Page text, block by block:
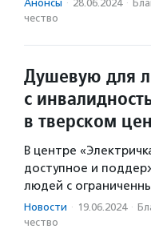
Анонсы · 28.06.2024 ·
чест­во
Душевую для
с
в тверском
В центре
доступное и
людей с
Новости · 19.06.2024 ·
чест­во